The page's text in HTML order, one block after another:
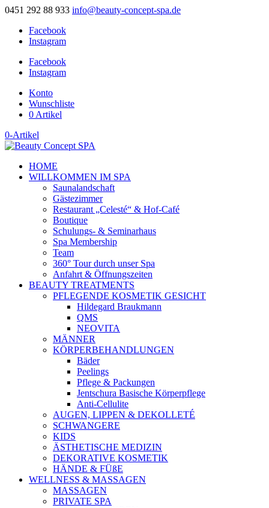
0451 292 88 933 info@beauty-concept-spa.de
Facebook
Instagram
Facebook
Instagram
Konto
Wunschliste
0 Artikel
0-Artikel
HOME
WILLKOMMEN IM SPA
Saunalandschaft
Gästezimmer
Restaurant „Celesté“ & Hof-Café
Boutique
Schulungs- & Seminarhaus
Spa Membership
Team
360° Tour durch unser Spa
Anfahrt & Öffnungszeiten
BEAUTY TREATMENTS
PFLEGENDE KOSMETIK GESICHT
Hildegard Braukmann
QMS
NEOVITA
MÄNNER
KÖRPERBEHANDLUNGEN
Bäder
Peelings
Pflege & Packungen
Jentschura Basische Körperpflege
Anti-Cellulite
AUGEN, LIPPEN & DEKOLLETÉ
SCHWANGERE
KIDS
ÄSTHETISCHE MEDIZIN
DEKORATIVE KOSMETIK
HÄNDE & FÜßE
WELLNESS & MASSAGEN
MASSAGEN
PRIVATE SPA